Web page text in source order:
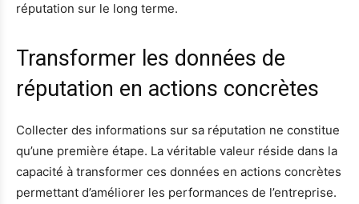
réputation sur le long terme.
Transformer les données de
réputation en actions concrètes
Collecter des informations sur sa réputation ne constitue
qu’une première étape. La véritable valeur réside dans la
capacité à transformer ces données en actions concrètes
permettant d’améliorer les performances de l’entreprise.